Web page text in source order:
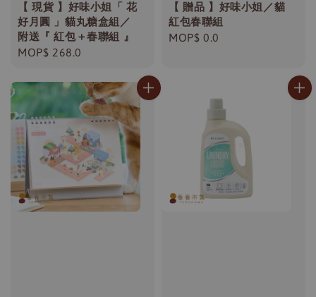
【 現貨 】好味小姐「 花
好月圓 」貓丸糖盒組／
附送『 紅包＋春聯組 』
Regular
MOP$ 268.0
【 贈品 】好味小姐／貓
紅包春聯組
Regular
MOP$ 0.0